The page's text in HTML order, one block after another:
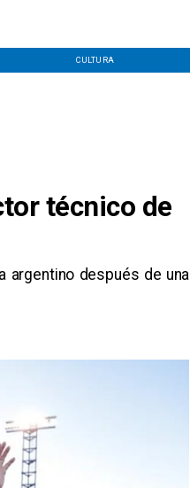
CULTURA
técnico de
argentino después de una